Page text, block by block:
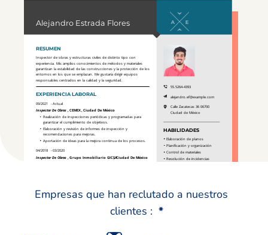
Empresas que han reclutado a nuestros
clientes : *